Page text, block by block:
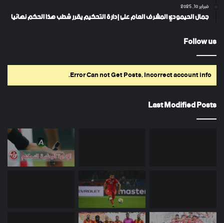
فبراير 10, 2025
جمال الحيمودي المشرف العام على إدارة التحكيم يقرر شطب هذا الحكم نهائيا
Follow us
Error Can not Get Posts, Incorrect account info.
Last Modified Posts